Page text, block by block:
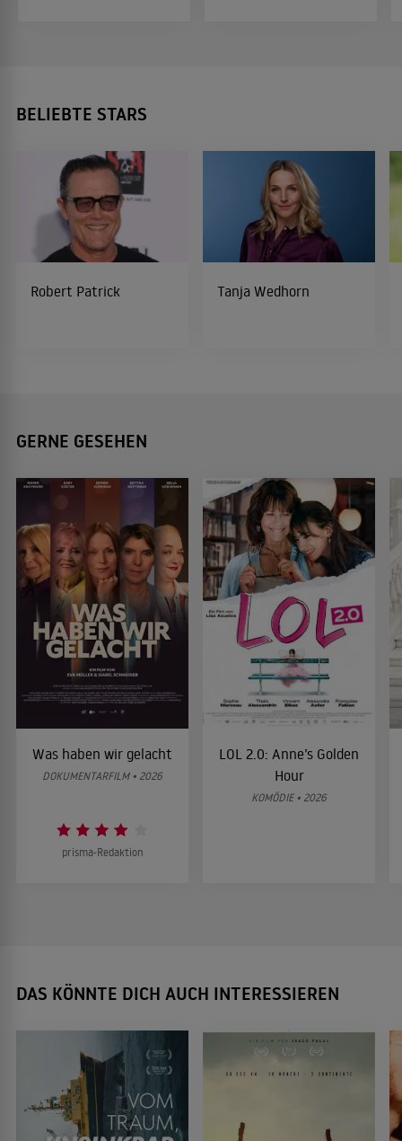
BELIEBTE STARS
Robert Patrick Tanja Wedhorn
GERNE GESEHEN
Was haben wir gelacht
DOKUMENTARFILM • 2026
prisma-Redaktion
LOL 2.0: Anne’s Golden
Hour
KOMÖDIE • 2026
DAS KÖNNTE DICH AUCH INTERESSIEREN